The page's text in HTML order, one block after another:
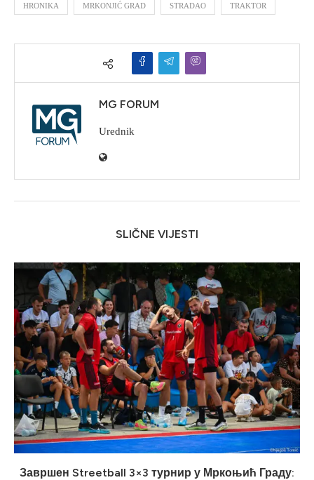
HRONIKA MRKONJIĆ GRAD STRADAO TRAKTOR
MG FORUM
Urednik
SLIČNE VIJESTI
Завршен Streetball 3×3 турнир у Мркоњић Граду: